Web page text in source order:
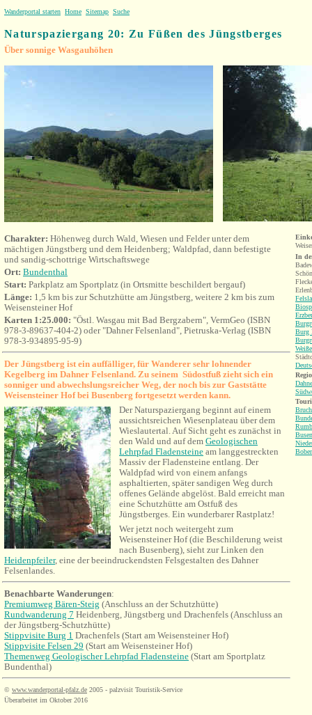
Wanderportal starten Home Sitemap Suche
Naturspaziergang 20: Zu Füßen des Jüngstberges
Über sonnige Wasgauhöhen
Charakter: Höhenweg durch Wald, Wiesen und Felder unter dem
mächtigen Jüngstberg und dem Heidenberg; Waldpfad, dann befestigte
und sandig-schottrige Wirtschaftswege
Ort: Bundenthal
Start: Parkplatz am Sportplatz (in Ortsmitte beschildert bergauf)
Länge: 1,5 km bis zur Schutzhütte am Jüngstberg, weitere 2 km bis zum
Weisensteiner Hof
Karten 1:25.000: "Östl. Wasgau mit Bad Bergzabern", VermGeo (ISBN
978-3-89637-404-2) oder "Dahner Felsenland", Pietruska-Verlag (ISBN
978-3-934895-95-9)
Der Jüngstberg ist ein auffälliger, für Wanderer sehr lohnender
Kegelberg im Dahner Felsenland. Zu seinem Südostfuß zieht sich ein
sonniger und abwechslungsreicher Weg, der noch bis zur Gaststätte
Weisensteiner Hof bei Busenberg fortgesetzt werden kann.
Der Naturspaziergang beginnt auf einem
aussichtsreichen Wiesenplateau über dem
Wieslautertal. Auf Sicht geht es zunächst in
den Wald und auf dem Geologischen
Lehrpfad Fladensteine am langgestreckten
Massiv der Fladensteine entlang. Der
Waldpfad wird von einem anfangs
asphaltierten, später sandigen Weg durch
offenes Gelände abgelöst. Bald erreicht man
eine Schutzhütte am Ostfuß des
Jüngstberges. Ein wunderbarer Rastplatz!
Wer jetzt noch weitergeht zum
Weisensteiner Hof (die Beschilderung weist
nach Busenberg), sieht zur Linken den
Heidenpfeiler, eine der beeindruckendsten Felsgestalten des Dahner
Felsenlandes.
Benachbarte Wanderungen:
Premiumweg Bären-Steig (Anschluss an der Schutzhütte)
Rundwanderung 7 Heidenberg, Jüngstberg und Drachenfels (Anschluss an
der Jüngstberg-Schutzhütte)
Stippvisite Burg 1 Drachenfels (Start am Weisensteiner Hof)
Stippvisite Felsen 29 (Start am Weisensteiner Hof)
Themenweg Geologischer Lehrpfad Fladensteine (Start am Sportplatz
Bundenthal)
© www.wanderportal-pfalz.de 2005 - palzvisit Touristik-Service
Überarbeitet im Oktober 2016
In
Burg